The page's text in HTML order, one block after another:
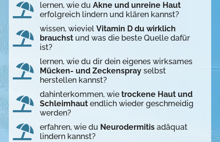
lernen, wie du Akne und unreine Haut
erfolgreich lindern und klären kannst?
wissen, wieviel Vitamin D du wirklich
brauchstund was die beste Quelle dafür
ist?
lernen, wie du dir dein eigenes wirksames
Mücken- und Zeckensprayselbst
herstellen kannst?
dahinterkommen, wie trockene Haut und
Schleimhautendlich wieder geschmeidig
werden?
erfahren, wie du Neurodermitisadäquat
lindern kannst?